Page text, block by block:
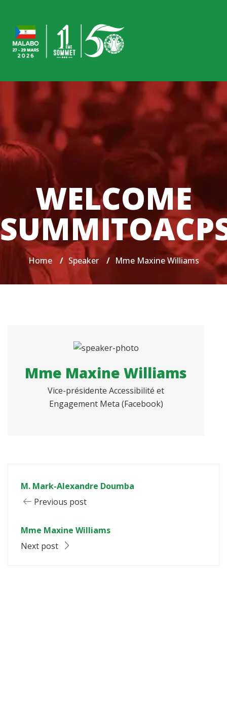
WELCOME
Home / Speaker / Mme Maxine Williams
Mme Maxine Williams
Vice-présidente Accessibilité et
Engagement Meta (Facebook)
M. Mark-Alexandre Doumba
Previous post
Mme Maxine Williams
Next post